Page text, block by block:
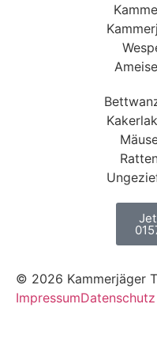
© 2026 Kammerjäger
ImpressumDatenschutz